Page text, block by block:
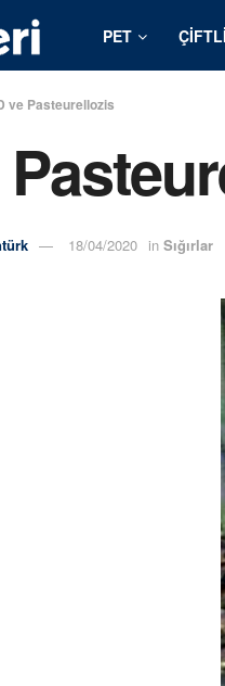
PET
ve Pasteurellozis
18/04/2020 in Sığırlar